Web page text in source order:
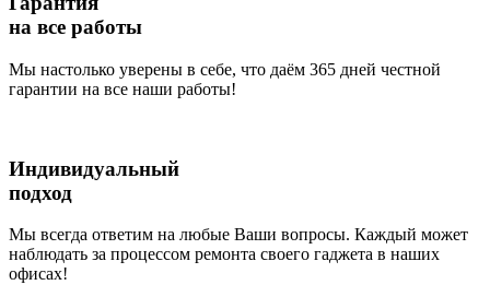
на все работы
Мы настолько уверены в себе, что даём 365 дней честной
гарантии на все наши работы!
Индивидуальный
подход
Мы всегда ответим на любые Ваши вопросы. Каждый может
наблюдать за процессом ремонта своего гаджета в наших
офисах!